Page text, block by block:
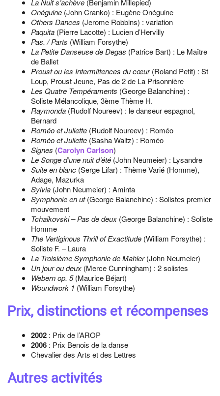
La Nuit s’achève (Benjamin Millepied)
Onéguine (John Cranko) : Eugène Onéguine
Others Dances (Jerome Robbins) : variation
Paquita (Pierre Lacotte) : Lucien d’Hervilly
Pas. / Parts (William Forsythe)
La Petite Danseuse de Degas (Patrice Bart) : Le Maître
de Ballet
Proust ou les Intermittences du cœur(Roland Petit) : St
Loup, Proust Jeune, Pas de 2 de La Prisonnière
Les Quatre Tempéraments (George Balanchine) :
Soliste Mélancolique, 3ème Thème H.
Raymonda (Rudolf Noureev) : le danseur espagnol,
Bernard
Roméo et Juliette (Rudolf Noureev) : Roméo
Roméo et Juliette (Sasha Waltz) : Roméo
Signes (Carolyn Carlson)
Le Songe d’une nuit d’été (John Neumeier) : Lysandre
Suite en blanc (Serge Lifar) : Thème Varié (Homme),
Adage, Mazurka
Sylvia (John Neumeier) : Aminta
Symphonie en ut(George Balanchine) : Solistes premier
mouvement
Tchaikovski – Pas de deux (George Balanchine) : Soliste
Homme
The Vertiginous Thrill of Exactitude (William Forsythe) :
Soliste F. – Laura
La Troisième Symphonie de Mahler(John Neumeier)
Un jour ou deux (Merce Cunningham) : 2 solistes
Webern op. 5(Maurice Béjart)
Woundwork 1 (William Forsythe)
Prix, distinctions et récompenses
2002 : Prix de l’AROP
2006 : Prix Benois de la danse
Chevalier des Arts et des Lettres
Autres activités